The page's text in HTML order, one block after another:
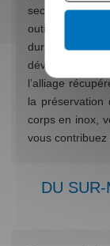
secteurs :
outillage,
durabilité
l’alliage
la préservation
corps en inox,
vous contribuez
DU